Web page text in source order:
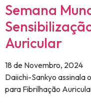
Semana
Auricular
18 de Novembro, 2024
Daiichi-Sankyo assinala
para Fibrilhação